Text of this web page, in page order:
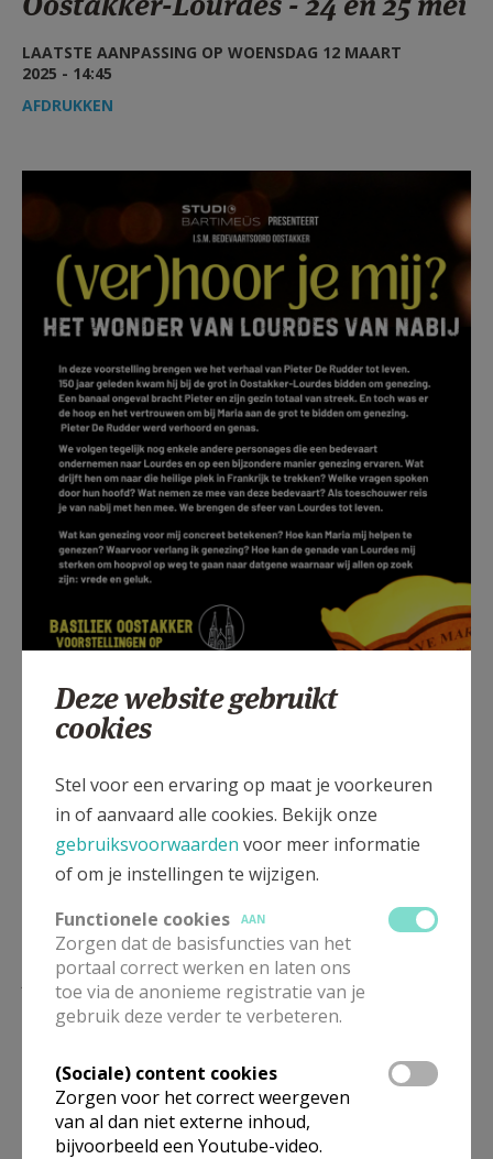
AANMELDEN OF REGISTREREN
LAATSTE AANPASSING OP WOENSDAG 12 MAART
2025 - 14:45
AFDRUKKEN
(ver)hoor je mij? © studio Bartimeüs
Lees meer
Deze website gebruikt
cookies
Stel voor een ervaring op maat je voorkeuren
in of aanvaard alle cookies. Bekijk onze
gebruiksvoorwaarden voor meer informatie
of om je instellingen te wijzigen.
Functionele cookies
AAN
Zorgen dat de basisfuncties van het
portaal correct werken en laten ons
toe via de anonieme registratie van je
gebruik deze verder te verbeteren.
(Sociale) content cookies
Zorgen voor het correct weergeven
van al dan niet externe inhoud,
bijvoorbeeld een Youtube-video.